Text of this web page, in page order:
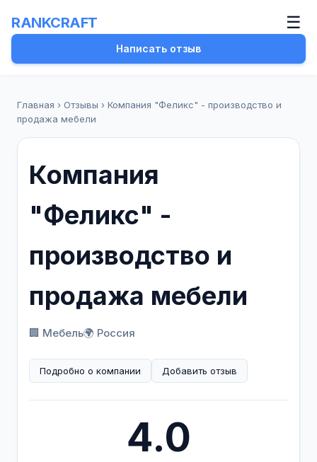
RANKCRAFT ☰
Написать отзыв
Главная › Отзывы › Компания "Феликс" - производство и
продажа мебели
Компания
"Феликс" -
производство и
продажа мебели
🏢 Мебель🌍 Россия
Подробно о компании Добавить отзыв
4.0